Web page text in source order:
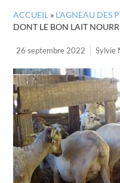
ACCUEIL » L’AGNEAU DES
DONT LE BON LAIT
26 septembre 2022 Sylvie